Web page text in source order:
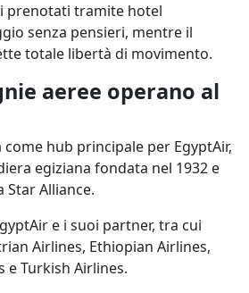
prenotati tramite hotel
senza pensieri, mentre il
totale libertà di movimento.
aeree operano al
hub principale per EgyptAir,
egiziana fondata nel 1932 e
Star Alliance.
e i suoi partner, tra cui
Airlines, Ethiopian Airlines,
e Turkish Airlines.